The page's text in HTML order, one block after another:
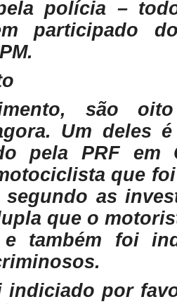
polícia –
participado
são
Um deles
pela PRF em
que
segundo as
que o
e também foi
indiciado por